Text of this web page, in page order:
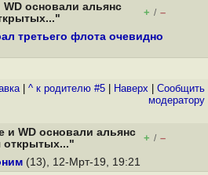
основали альянс
+ / –
третьего флота очевидно
| ^ к родителю #5 Наверх
Cообщить
модератору
и WD основали альянс
открытых..."
+ / –
(13), 12-Мрт-19, 19:21